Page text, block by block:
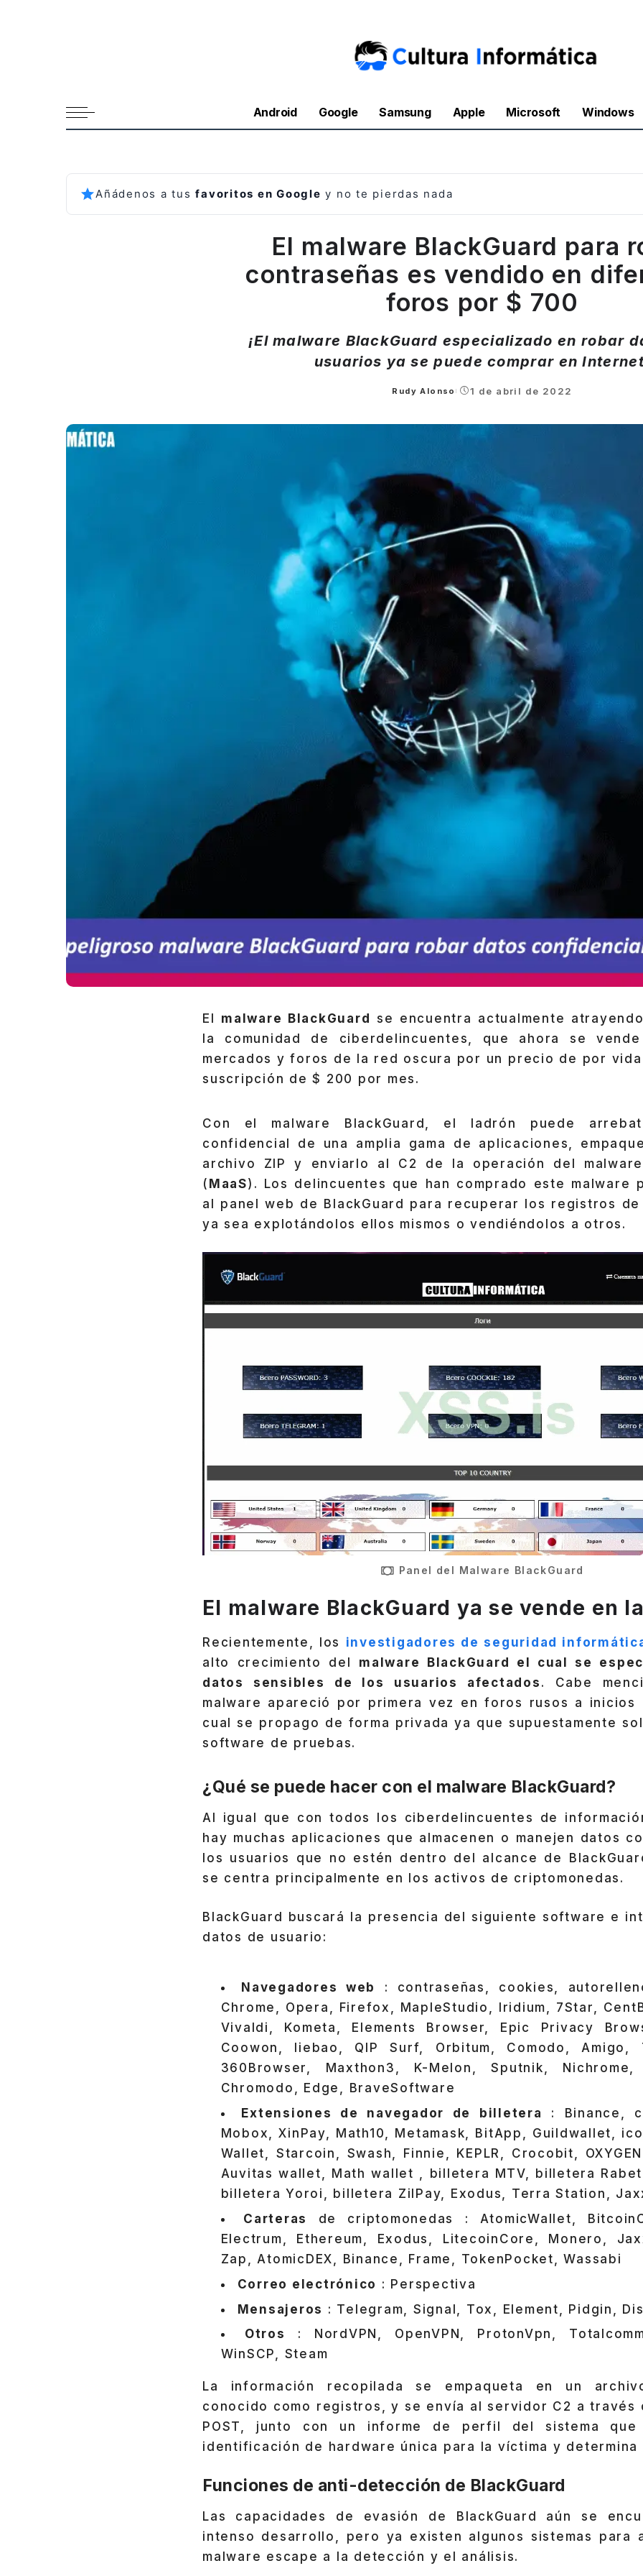
Android Google Samsung Apple Microsoft Windows
Añádenos a tusfavoritos en Google y no te pierdas nada
El malware BlackGuard para
contraseñas es vendido en
foros por $ 700
¡El malware BlackGuard especializado en robar
usuarios ya se puede comprar en
Posted
Rudy Alonso 1 de abril de 2022
El malware BlackGuard
se encuentra actualmente
la comunidad de ciberdelincuentes, que ahora se
mercados y foros de la red oscura por un precio de por
suscripción de $ 200 por mes.
Con el malware BlackGuard, el ladrón puede
confidencial de una amplia gama de aplicaciones,
archivo ZIP y enviarlo al C2 de la operación del
( MaaS). Los delincuentes que han comprado este malware
al panel web de BlackGuard para recuperar los registros
ya sea explotándolos ellos mismos o vendiéndolos a otros.
Panel del Malware BlackGuard
El malware BlackGuard ya se vende en
Recientemente, los investigadores de seguridad
alto crecimiento del malware BlackGuard el cual se
datos sensibles de los usuarios afectados . Cabe
malware apareció por primera vez en foros rusos a
cual se propago de forma privada ya que supuestamente
software de pruebas.
¿Qué se puede hacer con el malware BlackGuard?
Al igual que con todos los ciberdelincuentes de
hay muchas aplicaciones que almacenen o manejen datos
los usuarios que no estén dentro del alcance de
se centra principalmente en los activos de criptomonedas.
BlackGuard buscará la presencia del siguiente software e
datos de usuario:
Navegadores web
: contraseñas, cookies,
Chrome, Opera, Firefox, MapleStudio, Iridium, 7Star,
Vivaldi, Kometa, Elements Browser, Epic Privacy
Coowon, liebao, QIP Surf, Orbitum, Comodo, Amigo,
360Browser, Maxthon3, K-Melon, Sputnik,
Chromodo, Edge, BraveSoftware
Extensiones de navegador de billetera
: Binance,
Mobox, XinPay, Math10, Metamask, BitApp, Guildwallet,
Wallet, Starcoin, Swash, Finnie, KEPLR, Crocobit,
Auvitas wallet, Math wallet , billetera MTV, billetera
billetera Yoroi, billetera ZilPay, Exodus, Terra Station,
Carteras
de criptomonedas : AtomicWallet,
Electrum, Ethereum, Exodus, LitecoinCore, Monero,
Zap, AtomicDEX, Binance, Frame, TokenPocket, Wassabi
Correo electrónico : Perspectiva
Mensajeros : Telegram, Signal, Tox, Element, Pidgin,
Otros
: NordVPN, OpenVPN, ProtonVpn,
WinSCP, Steam
La información recopilada se empaqueta en un
conocido como registros, y se envía al servidor C2 a través
POST, junto con un informe de perfil del sistema que
identificación de hardware única para la víctima y determina
Funciones de anti-detección de BlackGuard
Las capacidades de evasión de BlackGuard aún se
intenso desarrollo, pero ya existen algunos sistemas para
malware escape a la detección y el análisis.